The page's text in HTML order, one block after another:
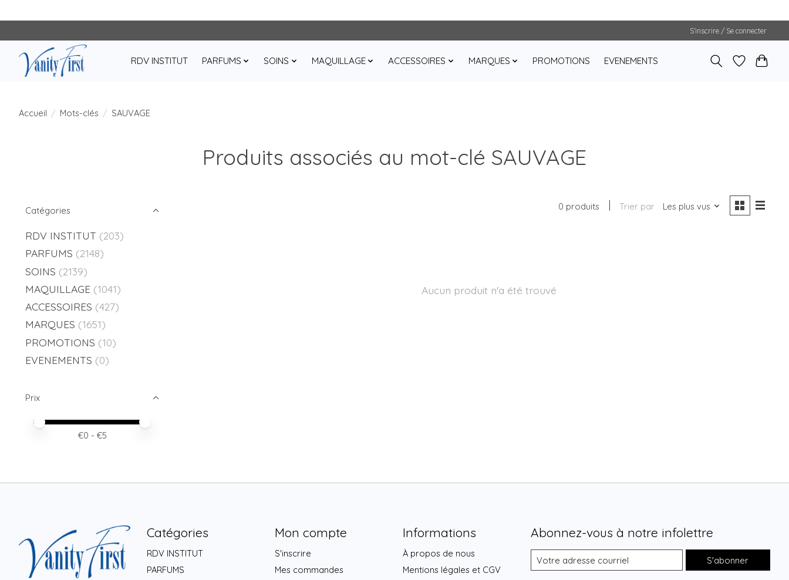
S’inscrire / Se connecter
RDV INSTITUT PARFUMS SOINS MAQUILLAGE ACCESSOIRES MARQUES PROMOTIONS EVENEMENTS
Accueil / Mots-clés / SAUVAGE
Produits associés au mot-clé SAUVAGE
Catégories
RDV INSTITUT (203)
PARFUMS (2148)
SOINS (2139)
MAQUILLAGE (1041)
ACCESSOIRES (427)
MARQUES (1651)
PROMOTIONS (10)
EVENEMENTS (0)
Prix
Prix minimum
Price maximum value
€0 - €5
0 produits Trier par Les plus vus
Aucun produit n'a été trouvé
Catégories
RDV INSTITUT
PARFUMS
Mon compte
S'inscrire
Mes commandes
Informations
À propos de nous
Mentions légales et CGV
Abonnez-vous à notre infolettre
S'abonner